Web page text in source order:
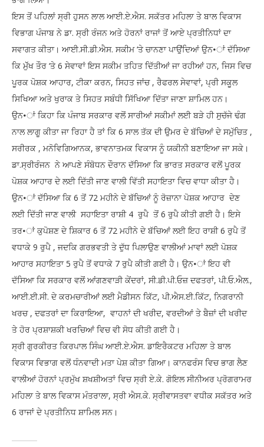
ਇਸ ਤੋਂ ਪਹਿਲਾਂ ਸ੍ਰੀ ਹੁਸਨ ਲਾਲ ਆਈ.ਏ.ਐਸ. ਸਕੱਤਰ ਮਹਿਲਾ ਤੇ ਬਾਲ ਵਿਕਾਸ
ਵਿਭਾਗ ਪੰਜਾਬ ਨੇ ਡਾ. ਸ੍ਰੀ ਰੰਜਨ ਅਤੇ ਹੋਰਨਾਂ ਰਾਜਾਂ ਤੋਂ ਆਏ ਪ੍ਰਤੀਨਿਧਾਂ ਦਾ
ਸਵਾਗਤ ਕੀਤਾ। ਆਈ.ਸੀ.ਡੀ.ਐਸ. ਸਕੀਮ ‘ਤੇ ਚਾਨਣਾ ਪਾਉਂਦਿਆਂ ਉਨ•ਾਂ ਦੱਸਿਆ
ਕਿ ਮੁੱੱਖ ਤੌਰ ‘ਤੇ 6 ਸੇਵਾਵਾਂ ਇਸ ਸਕੀਮ ਤਹਿਤ ਦਿੱਤੀਆਂ ਜਾ ਰਹੀਆਂ ਹਨ, ਜਿਸ ਵਿਚ
ਪੂਰਕ ਪੋਸ਼ਕ ਆਹਾਰ, ਟੀਕਾ ਕਰਨ, ਸਿਹਤ ਜਾਂਚ , ਰੈਫਰਲ ਸੇਵਾਵਾਂ, ਪ੍ਰੀ ਸਕੂਲ
ਸਿਖਿਆ ਅਤੇ ਖੁਰਾਕ ਤੇ ਸਿਹਤ ਸਬੰਧੀ ਸਿੱਖਿਆ ਦਿੱਤਾ ਜਾਣਾ ਸ਼ਾਮਿਲ ਹਨ।
ਉਨ•ਾਂ ਕਿਹਾ ਕਿ ਪੰਜਾਬ ਸਰਕਾਰ ਵਲੋਂ ਸਾਰੀਆਂ ਸਕੀਮਾਂ ਲਈ ਬੜੇ ਹੀ ਸੁਚੱਜੇ ਢੰਗ
ਨਾਲ ਲਾਗੂ ਕੀਤਾ ਜਾ ਰਿਹਾ ਹੈ ਤਾਂ ਕਿ 6 ਸਾਲ ਤੱਕ ਦੀ ਉਮਰ ਦੇ ਬੱਚਿਆਂ ਦੇ ਸਮੁੱਚਿਤ ,
ਸਰੀਰਕ , ਮਨੋਵਿਗਿਆਨਕ, ਭਾਵਨਾਤਮਕ ਵਿਕਾਸ ਨੂੰ ਯਕੀਨੀ ਬਣਾਇਆ ਜਾ ਸਕੇ।
ਡਾ.ਸ੍ਰੀਰੰਜਨ ਨੇ ਆਪਣੇ ਸੰਬੋਧਨ ਦੌਰਾਨ ਦੱਸਿਆ ਕਿ ਭਾਰਤ ਸਰਕਾਰ ਵਲੋਂ ਪੂਰਕ
ਪੋਸ਼ਕ ਆਹਾਰ ਦੇ ਲਈ ਦਿੱਤੀ ਜਾਣ ਵਾਲੀ ਵਿੱਤੀ ਸਹਾਇਤਾ ਵਿਚ ਵਾਧਾ ਕੀਤਾ ਹੈ।
ਉਨ•ਾਂ ਦੱਸਿਆ ਕਿ 6 ਤੋਂ 72 ਮਹੀਨੇ ਦੇ ਬੱਚਿਆਂ ਨੂੰ ਰੋਜ਼ਾਨਾ ਪੋਸ਼ਕ ਆਹਾਰ ਦੇਣ
ਲਈ ਦਿੱਤੀ ਜਾਣ ਵਾਲੀ ਸਹਾਇਤਾ ਰਾਸ਼ੀ 4 ਰੁਪੈ ਤੋਂ 6 ਰੁਪੈ ਕੀਤੀ ਗਈ ਹੈ। ਇਸੇ
ਤਰ•ਾਂ ਕੁਪੋਸ਼ਣ ਦੇ ਸ਼ਿਕਾਰ 6 ਤੋਂ 72 ਮਹੀਨੇ ਦੇ ਬੱਚਿਆਂ ਲਈ ਇਹ ਰਾਸ਼ੀ 6 ਰੁਪੈ ਤੋਂ
ਵਧਾਕੇ 9 ਰੁਪੈ , ਜਦਕਿ ਗਰਭਵਤੀ ਤੇ ਦੁੱਧ ਪਿਲਾਉਣ ਵਾਲੀਆਂ ਮਾਵਾਂ ਲਈ ਪੋਸ਼ਕ
ਆਹਾਰ ਸਹਾਇਤਾ 5 ਰੁਪੈ ਤੋਂ ਵਧਾਕੇ 7 ਰੁਪੈ ਕੀਤੀ ਗਈ ਹੈ। ਉਨ•ਾਂ ਇਹ ਵੀ
ਦੱਸਿਆ ਕਿ ਸਰਕਾਰ ਵਲੋਂ ਆਂਗਣਵਾੜੀ ਕੇਂਦਰਾਂ, ਸੀ.ਡੀ.ਪੀ.ਓਜ਼ ਦਫਤਰਾਂ, ਪੀ.ਓ.ਐਲ.,
ਆਈ.ਈ.ਸੀ. ਦੇ ਕਰਮਚਾਰੀਆਂ ਲਈ ਮੈਡੀਸਨ ਕਿੱਟ, ਪੀ.ਐਸ.ਈ.ਕਿੱਟ, ਨਿਗਰਾਨੀ
ਖਰਚ , ਦਫਤਰਾਂ ਦਾ ਕਿਰਾਇਆ, ਵਾਹਨਾਂ ਦੀ ਖਰੀਦ, ਵਰਦੀਆਂ ਤੇ ਬੈਜ਼ਾਂ ਦੀ ਖਰੀਦ
ਤੇ ਹੋਰ ਪ੍ਰਸ਼ਾਸ਼ਕੀ ਖਰਚਿਆਂ ਵਿਚ ਵੀ ਸੋਧ ਕੀਤੀ ਗਈ ਹੈ।
ਸ੍ਰੀ ਗੁਰਕੀਰਤ ਕਿਰਪਾਲ ਸਿੰਘ ਆਈ.ਏ.ਐਸ. ਡਾਇਰੈਕਟਰ ਮਹਿਲਾ ਤੇ ਬਾਲ
ਵਿਕਾਸ ਵਿਭਾਗ ਵਲੋਂ ਧੰਨਵਾਦੀ ਮਤਾ ਪੇਸ਼ ਕੀਤਾ ਗਿਆ। ਕਾਨਫਰੰਸ ਵਿਚ ਭਾਗ ਲੈਣ
ਵਾਲੀਆਂ ਹੋਰਨਾਂ ਪ੍ਰਮੁੱਖ ਸ਼ਖਸ਼ੀਅਤਾਂ ਵਿਚ ਸ੍ਰੀ ਏ.ਕੇ. ਗੋਇਲ ਸੀਨੀਅਰ ਪ੍ਰੋਗਰਾਮਰ
ਮਹਿਲਾ ਤੇ ਬਾਲ ਵਿਕਾਸ ਮੰਤਰਾਲਾ, ਸ੍ਰੀ ਐਸ.ਕੇ. ਸ੍ਰੀਵਾਸਤਵਾ ਵਧੀਕ ਸਕੱਤਰ ਅਤੇ
6 ਰਾਜਾਂ ਦੇ ਪ੍ਰਤੀਨਿਧ ਸ਼ਾਮਿਲ ਸਨ।